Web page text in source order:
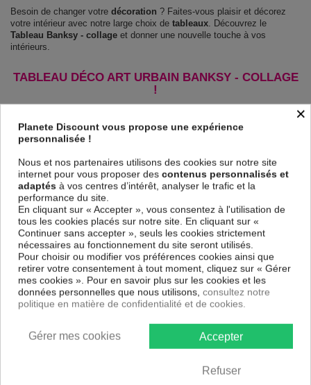
Besoin de changer votre décoration ? Faites-vous plaisir et décorez
votre intérieur avec notre large choix de tableaux. Découvrez le
Tableau Banksy - collage et donner une nouvelle touche à vos
intérieurs.
TABLEAU DÉCO ART URBAIN BANKSY - COLLAGE
!
et de haute qualité qui reflète parfaitement les couleurs avec des détails
parfaitement reproduits. Grâce à une impression sur tous les cotés et
une toile tendue sur un châssis fait de matériaux respectueux de
l'environnement, vous pourrez suspendre le tableau immédiatement
sans avoir à l'encadrer.
Le Tableau Art urbain Banksy - collageest résistant aux rayons UV,
inodore et 100 % sûr, parfait même pour la chambre à coucher et la
chambre des enfants.
Notre large choix de tableaux tendances et modernes constituent un
moyen simple et pas cher de donner une nouvelle touche à vos
intérieurs, il y en a pour tous les goût.
Descriptif technique
120x80 cm, 90x60 cm, 60x40 cm
×
Planete Discount vous propose une expérience
personnalisée !
Nous et nos partenaires utilisons des cookies sur notre site
internet pour vous proposer des contenus personnalisés et
adaptés à vos centres d’intérêt, analyser le trafic et la
performance du site.
En cliquant sur « Accepter », vous consentez à l'utilisation de
tous les cookies placés sur notre site. En cliquant sur «
Continuer sans accepter », seuls les cookies strictement
nécessaires au fonctionnement du site seront utilisés.
Pour choisir ou modifier vos préférences cookies ainsi que
retirer votre consentement à tout moment, cliquez sur « Gérer
mes cookies ». Pour en savoir plus sur les cookies et les
données personnelles que nous utilisons, consultez notre
politique en matière de confidentialité et de cookies.
Accepter
Refuser
Gérer mes cookies